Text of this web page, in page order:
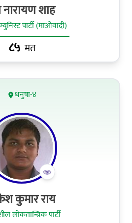
शाह
पार्टी (माओवादी)
८५ मत
धनुषा-४
कुमार राय
लोकतान्त्रिक पार्टी